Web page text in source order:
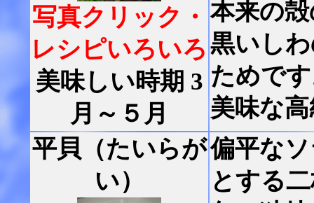
写真クリック・
レシピいろいろ
美味しい時期 3
月～５月
本来の
黒いし
ためで
美味な
平貝（たいらが
い）
偏平な
とする